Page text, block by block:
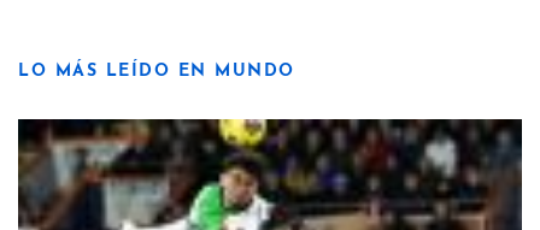
LO MÁS LEÍDO EN MUNDO